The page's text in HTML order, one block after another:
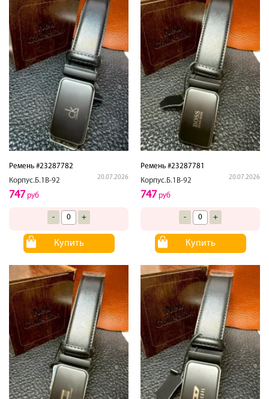
Ремень #23287782
Корпус.Б.1В-92
20.07.2026
747 руб
- +
Купить
Ремень #23287781
Корпус.Б.1В-92
20.07.2026
747 руб
- +
Купить